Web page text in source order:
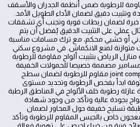
للرطوبة ضمن أنظمة الجدران والأسقف
وتثبيت دقيق لضمان الأداء الطويل الأمد.
خبرة لضمان ربطات قوية وتجنب أي تشققات
أو الأسقف. 1. مثال عملي على التثبيت الدقيق يُفضل أن يتم
أو خشبي محكم، مع ترك مسافات مناسبة
متوازنة لمنع الانكماش. في مشروع سكني
الرياض بتثبيت ألواح مقاومة للرطوبة
مسامير مصممة خصيصا للحمولات الخفيفة
ثم غُطت الفواصل بـ joint compound مقاوم للرطوبة لضمان سطح
موثوقة ابدأ بفحص الرطوبة وتحديد مستوى
رطوبة خلف الألواح في المناطق الرطبة
بجودة عالية وتأكد من وجود شهادة
تسليح خفيفة حول المحاور لضمان
خاص بالجبس المقاوم للرطوبة وتأكد